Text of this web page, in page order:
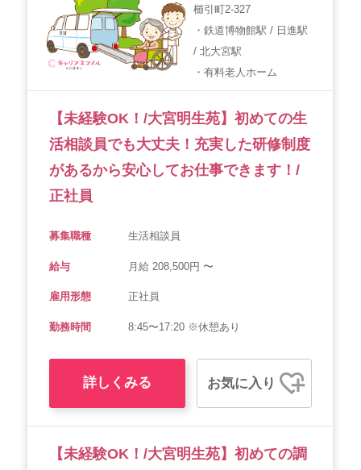
支店連絡先一覧
会社概要 個人情報保護方針 利用規約
お知らせ 採用担当者様へ サイトマップ
櫛引町2-327
・鉄道博物館駅 / 日進駅
/ 北大宮駅
・有料老人ホーム
【未経験OK！/大宮明生苑】初めての生
活相談員でも大丈夫！充実した研修制度
があるから安心してお仕事できます！/
正社員
募集職種 生活相談員
給与 月給 208,500円 〜
雇用形態 正社員
勤務時間 8:45〜17:20 ※休憩あり
詳しくみる お気に入り
【未経験OK！/大宮明生苑】初めての調